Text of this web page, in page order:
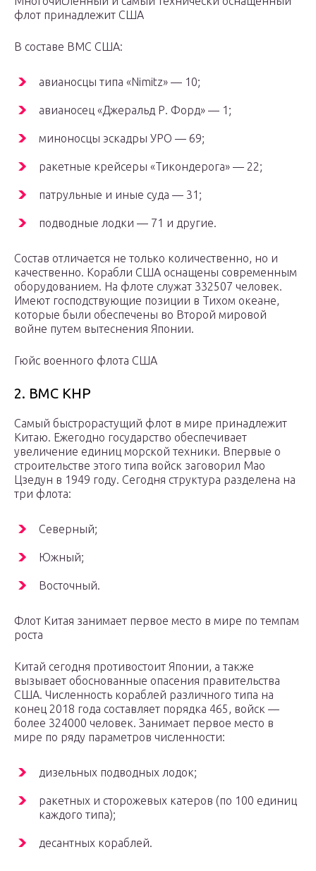
флот принадлежит США
В составе ВМС США:
авианосцы типа «Nimitz» — 10;
авианосец «Джеральд Р. Форд» — 1;
миноносцы эскадры УРО — 69;
ракетные крейсеры «Тикондерога» — 22;
патрульные и иные суда — 31;
подводные лодки — 71 и другие.
Состав отличается не только количественно, но и
качественно. Корабли США оснащены современным
оборудованием. На флоте служат 332507 человек.
Имеют господствующие позиции в Тихом океане,
которые были обеспечены во Второй мировой
войне путем вытеснения Японии.
Гюйс военного флота США
2. ВМС КНР
Самый быстрорастущий флот в мире принадлежит
Китаю. Ежегодно государство обеспечивает
увеличение единиц морской техники. Впервые о
строительстве этого типа войск заговорил Мао
Цзедун в 1949 году. Сегодня структура разделена на
три флота:
Северный;
Южный;
Восточный.
Флот Китая занимает первое место в мире по темпам
роста
Китай сегодня противостоит Японии, а также
вызывает обоснованные опасения правительства
США. Численность кораблей различного типа на
конец 2018 года составляет порядка 465, войск —
более 324000 человек. Занимает первое место в
мире по ряду параметров численности:
дизельных подводных лодок;
ракетных и сторожевых катеров (по 100 единиц
каждого типа);
десантных кораблей.